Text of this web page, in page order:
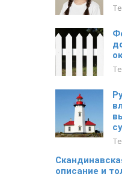
описание и